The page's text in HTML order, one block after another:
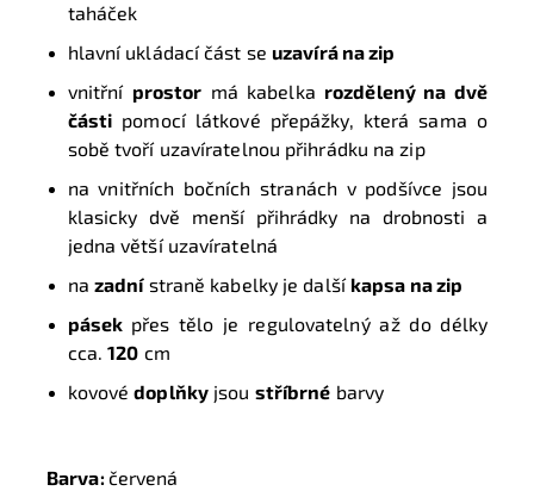
taháček
hlavní ukládací část se uzavírá na zip
vnitřní prostor má kabelka rozdělený na dvě
části pomocí látkové přepážky, která sama o
sobě tvoří uzavíratelnou přihrádku na zip
na vnitřních bočních stranách v podšívce jsou
klasicky dvě menší přihrádky na drobnosti a
jedna větší uzavíratelná
na zadnístraně kabelky je další kapsa na zip
pásek přes tělo je regulovatelný až do délky
cca.120 cm
kovovédoplňky jsou stříbrné barvy
Barva:červená